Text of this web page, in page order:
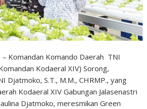
– Komandan Komando Daerah TNI
Kodaeral XIV) Sorong,
Djatmoko, S.T., M.M., CHRMP., yang
Kodaeral XIV Gabungan Jalasenastri
Djatmoko, meresmikan Green